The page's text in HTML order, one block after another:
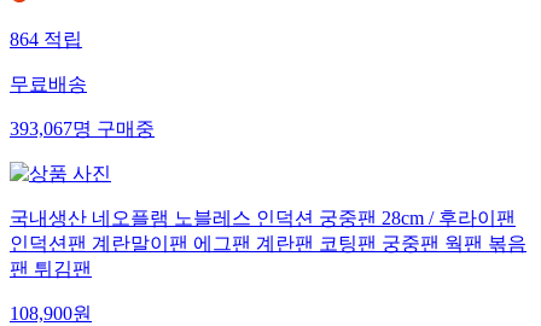
864 적립
무료배송
393,067명 구매중
국내생산 네오플램 노블레스 인덕션 궁중팬 28cm / 후라이팬
인덕션팬 계란말이팬 에그팬 계란팬 코팅팬 궁중팬 웍팬 볶음
팬 튀김팬
108,900원